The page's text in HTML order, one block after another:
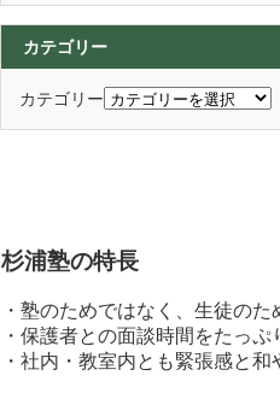
カテゴリー
カテゴリー
杉浦塾の特長
・塾のためではなく、生徒の
・保護者との面談時間をたっ
・社内・教室内とも緊張感と